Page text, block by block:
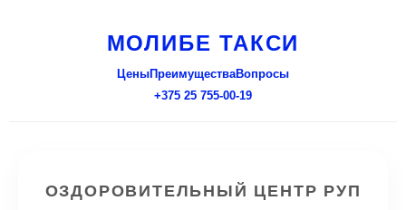
МОЛИБЕ ТАКСИ
ЦеныПреимуществаВопросы
+375 25 755-00-19
ОЗДОРОВИТЕЛЬНЫЙ ЦЕНТР РУП